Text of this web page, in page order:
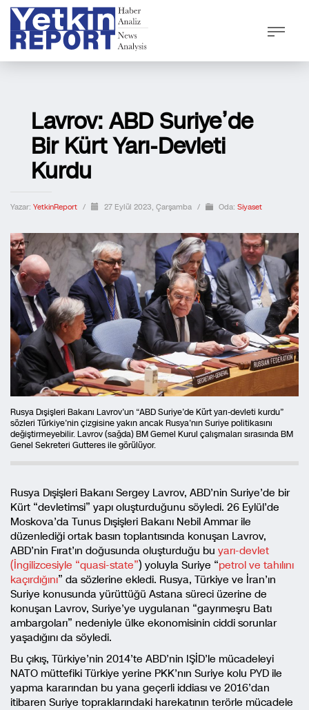
Lavrov: ABD Suriye’de
Bir Kürt Yarı-Devleti
Kurdu
Yazar: YetkinReport / 27 Eylül 2023, Çarşamba / Oda: Siyaset
Rusya Dışişleri Bakanı Lavrov’un “ABD Suriye’de Kürt yarı-devleti kurdu”
sözleri Türkiye’nin çizgisine yakın ancak Rusya’nın Suriye politikasını
değiştirmeyebilir. Lavrov (sağda) BM Gemel Kurul çalışmaları sırasında BM
Genel Sekreteri Gutteres ile görülüyor.
Rusya Dışişleri Bakanı Sergey Lavrov, ABD’nin Suriye’de bir
Kürt “devletimsi” yapı oluşturduğunu söyledi. 26 Eylül’de
Moskova’da Tunus Dışişleri Bakanı Nebil Ammar ile
düzenlediği ortak basın toplantısında konuşan Lavrov,
ABD’nin Fırat’ın doğusunda oluşturduğu bu yarı-devlet
(İngilizcesiyle “quasi-state”) yoluyla Suriye “petrol ve tahılını
kaçırdığını” da sözlerine ekledi. Rusya, Türkiye ve İran’ın
Suriye konusunda yürüttüğü Astana süreci üzerine de
konuşan Lavrov, Suriye’ye uygulanan “gayrımeşru Batı
ambargoları” nedeniyle ülke ekonomisinin ciddi sorunlar
yaşadığını da söyledi.
Bu çıkış, Türkiye’nin 2014’te ABD’nin IŞİD’le mücadeleyi
NATO müttefiki Türkiye yerine PKK’nın Suriye kolu PYD ile
yapma kararından bu yana geçerli iddiası ve 2016’dan
itibaren Suriye topraklarındaki harekatının terörle mücadele